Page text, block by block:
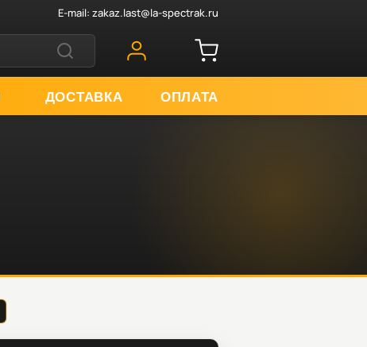
E-mail: zakaz.last@la-spectrak.ru
ДОСТАВКА ОПЛАТА